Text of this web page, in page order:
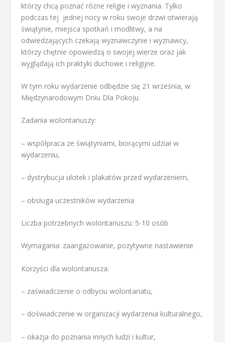
którzy chcą poznać różne religie i wyznania. Tylko
podczas tej jednej nocy w roku swoje drzwi otwierają
świątynie, miejsca spotkań i modlitwy, a na
odwiedzających czekają wyznawczynie i wyznawcy,
którzy chętnie opowiedzą o swojej wierze oraz jak
wyglądają ich praktyki duchowe i religijne.
W tym roku wydarzenie odbędzie się 21 września, w
Międzynarodowym Dniu Dla Pokoju.
Zadania wolontariuszy:
– współpraca ze świątyniami, biorącymi udział w
wydarzeniu,
– dystrybucja ulotek i plakatów przed wydarzeniem,
– obsługa uczestników wydarzenia
Liczba potrzebnych wolontariuszu: 5-10 osób
Wymagania: zaangażowanie, pozytywne nastawienie
Korzyści dla wolontariusza:
– zaświadczenie o odbyciu wolontariatu,
– doświadczenie w organizacji wydarzenia kulturalnego,
– okazja do poznania innych ludzi i kultur,